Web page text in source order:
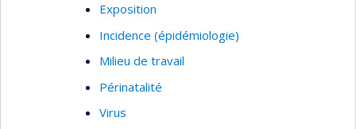
Exposition
Incidence (épidémiologie)
Milieu de travail
Périnatalité
Virus